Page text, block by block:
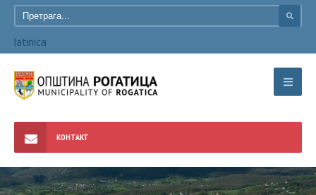
latinica
КОНТАКТ